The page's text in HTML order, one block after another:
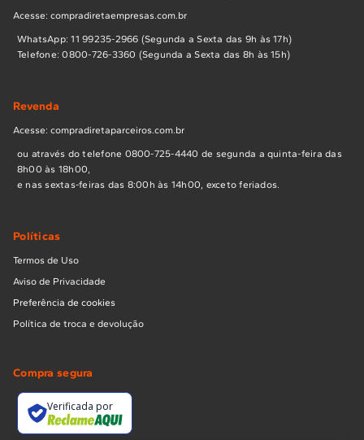
Acesse: compradiretaempresas.com.br
WhatsApp: 11 99235-2966 (Segunda a Sexta das 9h às 17h)
Telefone: 0800-726-3360 (Segunda a Sexta das 8h às 15h)
Revenda
Acesse: compradiretaparceiros.com.br
ou através do telefone 0800-725-4440 de segunda a quinta-feira das
8h00 às 18h00,
e nas sextas-feiras das 8:00h às 14h00, exceto feriados.
Políticas
Termos de Uso
Aviso de Privacidade
Preferência de cookies
Política de troca e devolução
Compra segura
Verificada por